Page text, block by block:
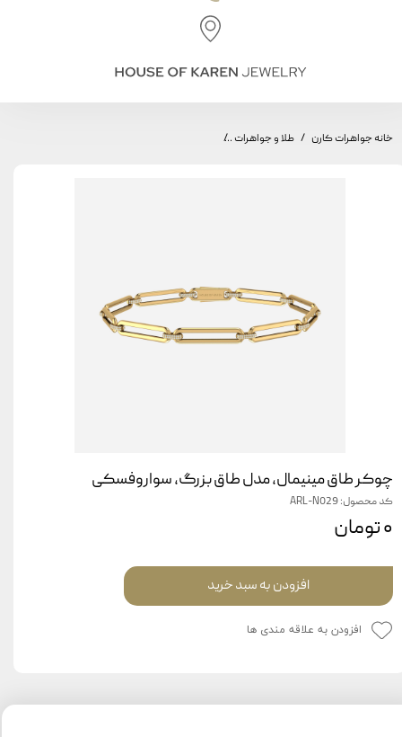
خانه جواهرات کارن طلا و جواهرات
چوکر طاق مینیمال، مدل طاق بزرگ، سواروفسکی
کد محصول: ARL-N029
۰ تومان
افزودن به سبد خرید
افزودن به علاقه مندی ها